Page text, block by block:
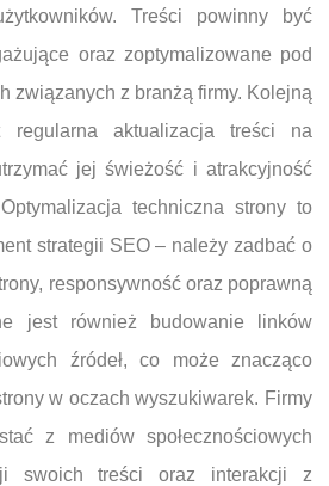
Treści powinny być
oraz zoptymalizowane pod
związanych z branżą firmy. Kolejną
regularna aktualizacja treści na
jej świeżość i atrakcyjność
techniczna strony to
strategii SEO – należy zadbać o
responsywność oraz poprawną
jest również budowanie linków
źródeł, co może znacząco
w oczach wyszukiwarek. Firmy
z mediów społecznościowych
swoich treści oraz interakcji z